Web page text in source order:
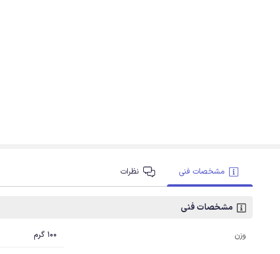
مشخصات فنی نظرات
مشخصات فنی
وزن 100 گرم